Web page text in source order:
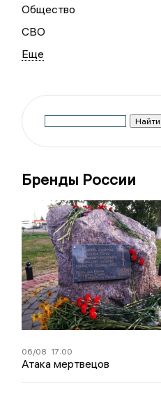
Общество
СВО
Бренды России
06/08 17:00
Атака мертвецов